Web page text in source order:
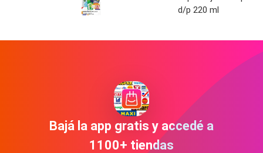
d/p 220 ml
Bajá la app gratis y accedé a
1100+ tiendas